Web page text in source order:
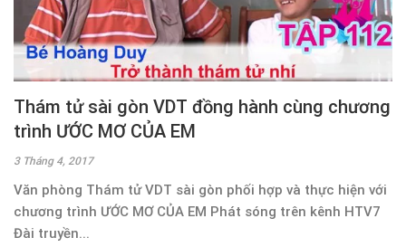
Thám tử sài gòn VDT đồng hành cùng chương
trình ƯỚC MƠ CỦA EM
3 Tháng 4, 2017
Văn phòng Thám tử VDT sài gòn phối hợp và thực hiện với
chương trình ƯỚC MƠ CỦA EM Phát sóng trên kênh HTV7
Đài truyền...